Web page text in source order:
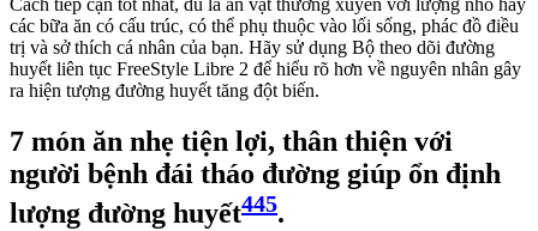
Cách tiếp cận tốt nhất, dù là ăn vặt thường xuyên với lượng nhỏ hay
các bữa ăn có cấu trúc, có thể phụ thuộc vào lối sống, phác đồ điều
trị và sở thích cá nhân của bạn. Hãy sử dụng Bộ theo dõi đường
huyết liên tục FreeStyle Libre 2 để hiểu rõ hơn về nguyên nhân gây
ra hiện tượng đường huyết tăng đột biến.
7 món ăn nhẹ tiện lợi, thân thiện với
người bệnh đái tháo đường giúp ổn định
lượng đường huyết445.